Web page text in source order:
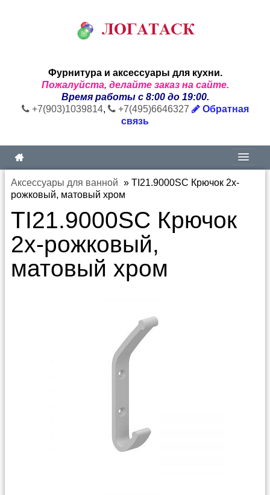
Фурнитура и аксессуары для кухни.
Пожалуйста, делайте заказ на сайте.
Время работы с 8:00 до 19:00.
+7(903)1039814, +7(495)6646327
Обратная
связь
Аксессуары для ванной » TI21.9000SC Крючок 2х-
рожковый, матовый хром
TI21.9000SC Крючок
2х-рожковый,
матовый хром